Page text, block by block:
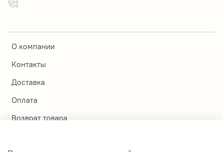
О компании
Контакты
Доставка
Оплата
Возврат товара